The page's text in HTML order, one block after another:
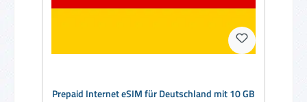
Prepaid Internet eSIM für Deutschland mit 10 GB